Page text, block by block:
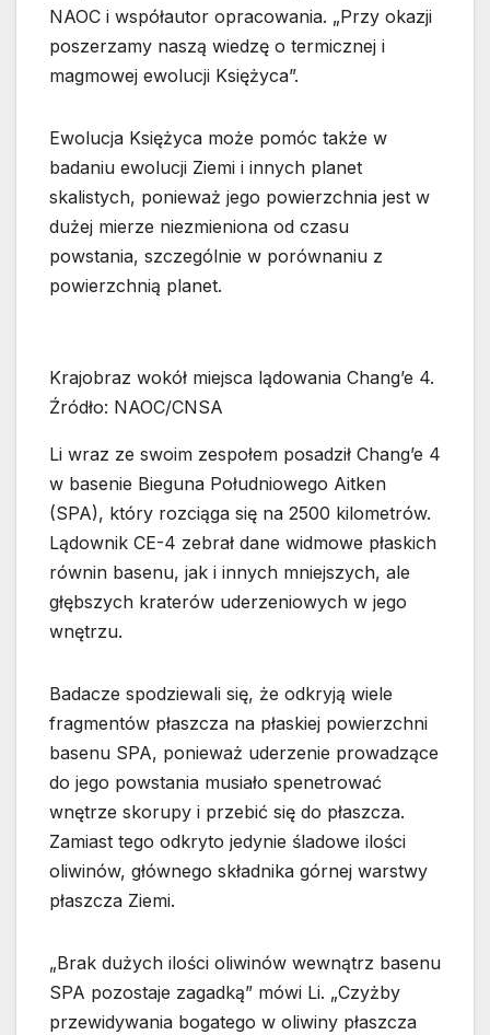
NAOC i współautor opracowania. „Przy okazji
poszerzamy naszą wiedzę o termicznej i
magmowej ewolucji Księżyca”.
Ewolucja Księżyca może pomóc także w
badaniu ewolucji Ziemi i innych planet
skalistych, ponieważ jego powierzchnia jest w
dużej mierze niezmieniona od czasu
powstania, szczególnie w porównaniu z
powierzchnią planet.
Krajobraz wokół miejsca lądowania Chang’e 4.
Źródło: NAOC/CNSA
Li wraz ze swoim zespołem posadził Chang’e 4
w basenie Bieguna Południowego Aitken
(SPA), który rozciąga się na 2500 kilometrów.
Lądownik CE-4 zebrał dane widmowe płaskich
równin basenu, jak i innych mniejszych, ale
głębszych kraterów uderzeniowych w jego
wnętrzu.
Badacze spodziewali się, że odkryją wiele
fragmentów płaszcza na płaskiej powierzchni
basenu SPA, ponieważ uderzenie prowadzące
do jego powstania musiało spenetrować
wnętrze skorupy i przebić się do płaszcza.
Zamiast tego odkryto jedynie śladowe ilości
oliwinów, głównego składnika górnej warstwy
płaszcza Ziemi.
„Brak dużych ilości oliwinów wewnątrz basenu
SPA pozostaje zagadką” mówi Li. „Czyżby
przewidywania bogatego w oliwiny płaszcza